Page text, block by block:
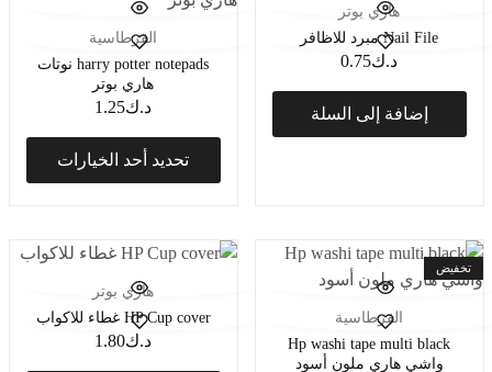
هاري بوتر
Nail File مبرد للاظافر
د.ك0.75
إضافة إلى السلة
القرطاسية
harry potter notepads نوتات
هاري بوتر
د.ك1.25
تحديد أحد الخيارات
تخفيض
القرطاسية
Hp washi tape multi black
واشي هاري ملون أسود
هاري بوتر
HP Cup cover غطاء للاكواب
د.ك1.80